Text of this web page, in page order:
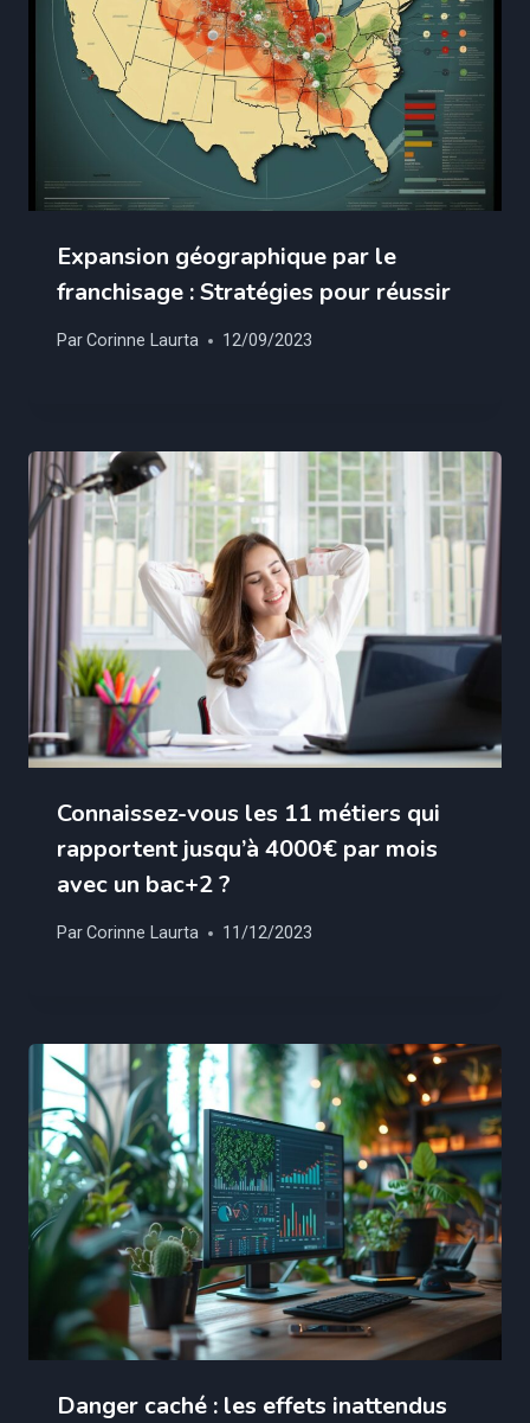
Expansion géographique par le
franchisage : Stratégies pour réussir
ParCorinne Laurta 12/09/2023
Connaissez-vous les 11 métiers qui
rapportent jusqu’à 4000€ par mois
avec un bac+2 ?
ParCorinne Laurta 11/12/2023
Danger caché : les effets inattendus